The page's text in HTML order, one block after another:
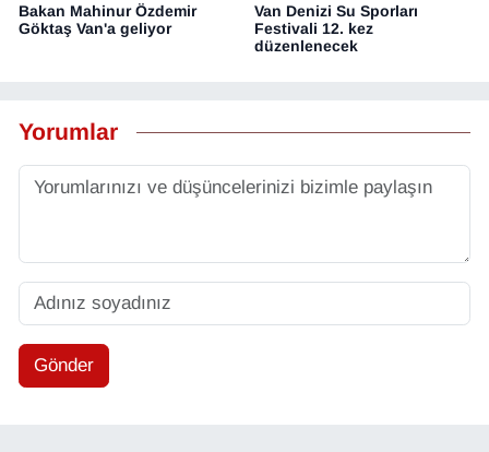
Bakan Mahinur Özdemir
Göktaş Van'a geliyor
Van Denizi Su Sporları
Festivali 12. kez
düzenlenecek
Yorumlar
Gönder